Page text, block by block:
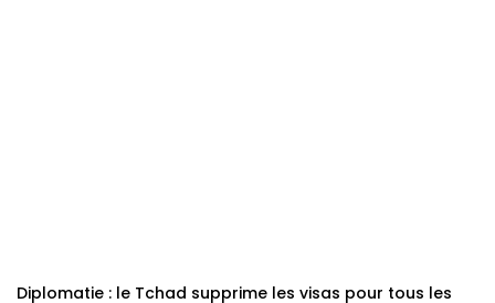
Diplomatie : le Tchad supprime les visas pour tous les